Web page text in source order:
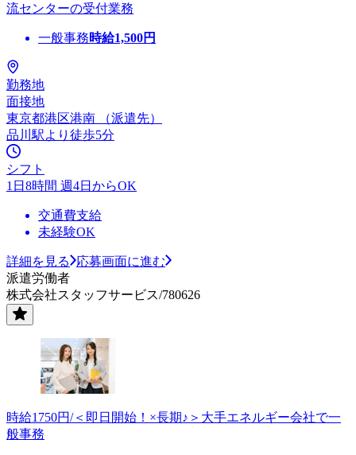
流センターの受付業務
一般事務時給1,500円
勤務地
面接地
東京都港区港南 （派遣先）
品川駅より徒歩5分
シフト
1日8時間 週4日からOK
交通費支給
未経験OK
詳細を見る
応募画面に進む
派遣労働者
株式会社スタッフサービス/780626
時給1750円/＜即日開始！×長期♪＞大手エネルギー会社で一
般事務